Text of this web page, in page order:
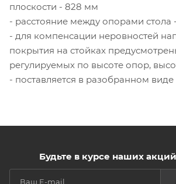
плоскости - 828 мм
- расстояние между опорами стола
- для компенсации неровностей
покрытия на стойках
регулируемых по высоте опор,
- поставляется в разобранном виде
Будьте в курсе наших